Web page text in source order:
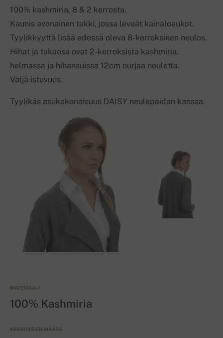
100% kashmiria, 8 & 2 kerrosta.
Kaunis avonainen takki, jossa leveät kainaloaukot.
Tyylikkyyttä lisää edessä oleva 8-kerroksinen neulos.
Hihat ja takaosa ovat 2-kerroksista kashmiria,
helmassa ja hihansuissa 12cm nurjaa neuletta.
Väljä istuvuus.
Tyylikäs asukokonaisuus DAISY neulepaidan kanssa.
MATERIAALI
100% Kashmiria
KERROKSIEN MÄÄRÄ